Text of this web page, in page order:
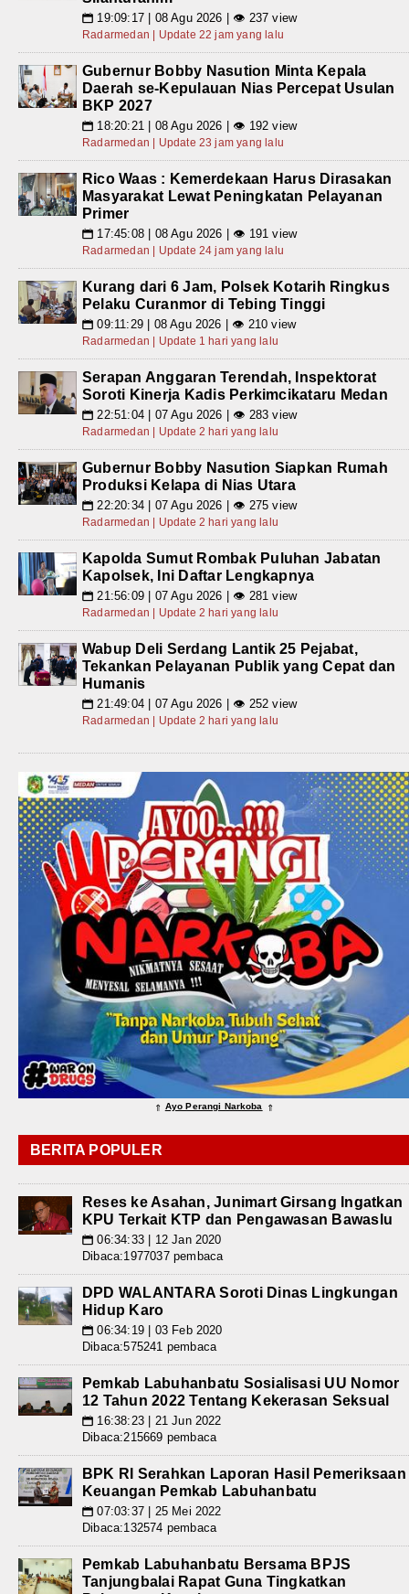
📅 19:09:17 | 08 Agu 2026 | 👁 237 view
Radarmedan | Update 22 jam yang lalu
Gubernur Bobby Nasution Minta Kepala
Daerah se-Kepulauan Nias Percepat Usulan
BKP 2027
📅 18:20:21 | 08 Agu 2026 | 👁 192 view
Radarmedan | Update 23 jam yang lalu
Rico Waas : Kemerdekaan Harus Dirasakan
Masyarakat Lewat Peningkatan Pelayanan
Primer
📅 17:45:08 | 08 Agu 2026 | 👁 191 view
Radarmedan | Update 24 jam yang lalu
Kurang dari 6 Jam, Polsek Kotarih Ringkus
Pelaku Curanmor di Tebing Tinggi
📅 09:11:29 | 08 Agu 2026 | 👁 210 view
Radarmedan | Update 1 hari yang lalu
Serapan Anggaran Terendah, Inspektorat
Soroti Kinerja Kadis Perkimcikataru Medan
📅 22:51:04 | 07 Agu 2026 | 👁 283 view
Radarmedan | Update 2 hari yang lalu
Gubernur Bobby Nasution Siapkan Rumah
Produksi Kelapa di Nias Utara
📅 22:20:34 | 07 Agu 2026 | 👁 275 view
Radarmedan | Update 2 hari yang lalu
Kapolda Sumut Rombak Puluhan Jabatan
Kapolsek, Ini Daftar Lengkapnya
📅 21:56:09 | 07 Agu 2026 | 👁 281 view
Radarmedan | Update 2 hari yang lalu
Wabup Deli Serdang Lantik 25 Pejabat,
Tekankan Pelayanan Publik yang Cepat dan
Humanis
📅 21:49:04 | 07 Agu 2026 | 👁 252 view
Radarmedan | Update 2 hari yang lalu
⇑ Ayo Perangi Narkoba ⇑
BERITA POPULER
Reses ke Asahan, Junimart Girsang Ingatkan
KPU Terkait KTP dan Pengawasan Bawaslu
📅 06:34:33 | 12 Jan 2020
Dibaca:1977037 pembaca
DPD WALANTARA Soroti Dinas Lingkungan
Hidup Karo
📅 06:34:19 | 03 Feb 2020
Dibaca:575241 pembaca
Pemkab Labuhanbatu Sosialisasi UU Nomor
12 Tahun 2022 Tentang Kekerasan Seksual
📅 16:38:23 | 21 Jun 2022
Dibaca:215669 pembaca
BPK RI Serahkan Laporan Hasil Pemeriksaan
Keuangan Pemkab Labuhanbatu
📅 07:03:37 | 25 Mei 2022
Dibaca:132574 pembaca
Pemkab Labuhanbatu Bersama BPJS
Tanjungbalai Rapat Guna Tingkatkan